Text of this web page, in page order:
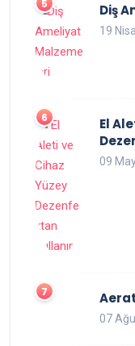
Diş
19
El
09
07